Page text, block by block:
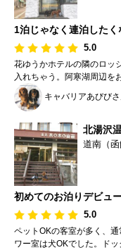
1泊じゃなく連泊したく
5.0
花ゆうかホテルの隣のロッ
入れちゃう。阿寒湖周辺を
キャバリアあびび
北湯沢
道南（函
初めてのお泊りデビュ
5.0
ペットOKの客室が多く、
ワー室は犬OKでした。ド